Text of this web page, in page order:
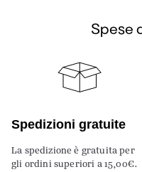
Spese
Spedizioni gratuite
La spedizione è gratuita per
gli ordini superiori a 15,00€.